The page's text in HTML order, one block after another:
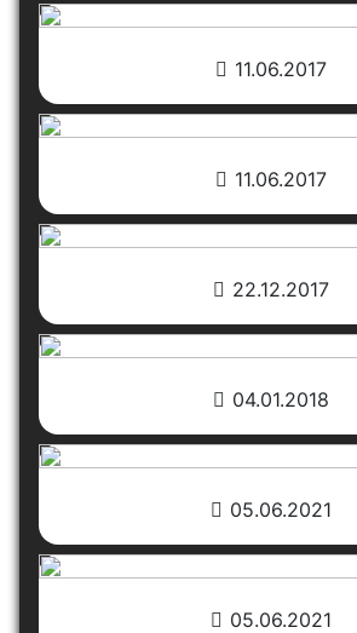
11.06.2017
11.06.2017
22.12.2017
04.01.2018
05.06.2021
05.06.2021